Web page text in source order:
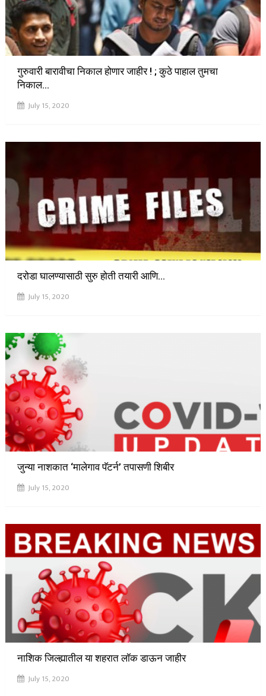
गुरुवारी बारावीचा निकाल होणार जाहीर ! ; कुठे पाहाल तुमचा
निकाल…
July 15, 2020
दरोडा घालण्यासाठी सुरु होती तयारी आणि…
July 15, 2020
जुन्या नाशकात ‘मालेगाव पॅटर्न’ तपासणी शिबीर
July 15, 2020
नाशिक जिल्ह्यातील या शहरात लॉक डाऊन जाहीर
July 15, 2020